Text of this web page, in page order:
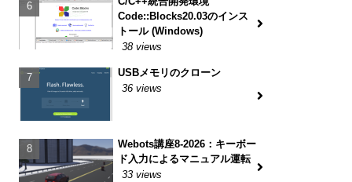
Code::Blocks20.03のインス
トール (Windows)
38 views
USBメモリのクローン
36 views
Webots講座8-2026：キーボー
ド入力によるマニュアル運転
33 views